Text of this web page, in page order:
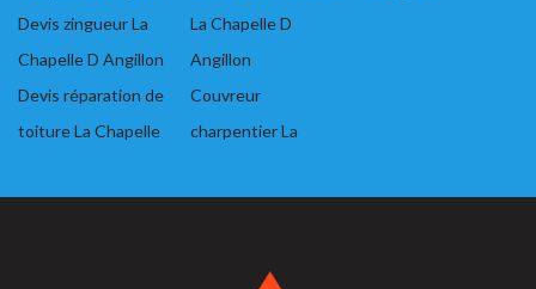
Devis zingueur La
Chapelle D Angillon
Devis réparation de
toiture La Chapelle
La Chapelle D
Angillon
Couvreur
charpentier La